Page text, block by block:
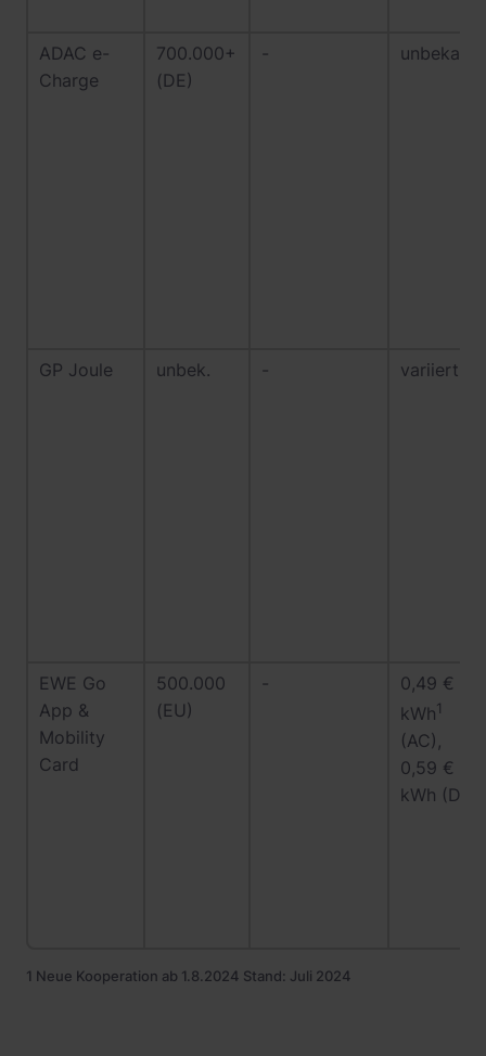
ADAC e-
Charge
700.000+
(DE)
- unbekannt
GP Joule unbek. - variiert
EWE Go
App &
Mobility
Card
500.000
(EU)
-
0,49 € /
kWh1
(AC),
0,59 € /
kWh (DC)
1 Neue Kooperation ab 1.8.2024 Stand: Juli 2024